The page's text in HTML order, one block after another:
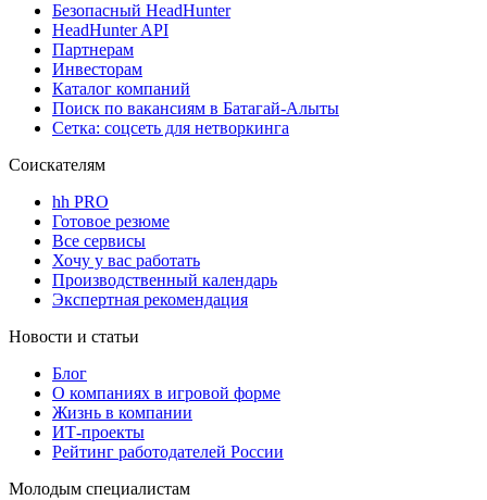
Безопасный HeadHunter
HeadHunter API
Партнерам
Инвесторам
Каталог компаний
Поиск по вакансиям в Батагай-Алыты
Сетка: соцсеть для нетворкинга
Соискателям
hh PRO
Готовое резюме
Все сервисы
Хочу у вас работать
Производственный календарь
Экспертная рекомендация
Новости и статьи
Блог
О компаниях в игровой форме
Жизнь в компании
ИТ-проекты
Рейтинг работодателей России
Молодым специалистам